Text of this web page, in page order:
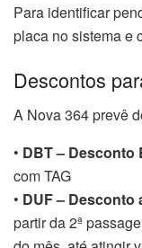
Para identificar
placa no sistema e
Descontos
A Nova 364 prevê
• DBT – Desconto
com TAG
• DUF – Desconto
partir da 2ª